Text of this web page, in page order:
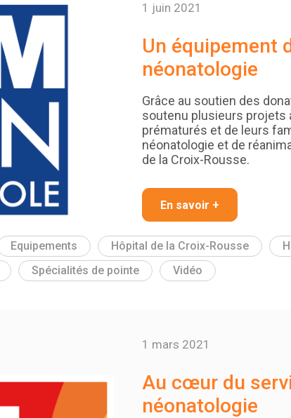
1 juin 2021
Un équipement
néonatologie
Grâce au soutien des
soutenu plusieurs projets
prématurés et de leurs
néonatologie et de
de la Croix-Rousse.
En savoir +
Equipements Hôpital de la Croix-Rousse
Spécialités de pointe Vidéo
1 mars 2021
Au cœur du
néonatologie